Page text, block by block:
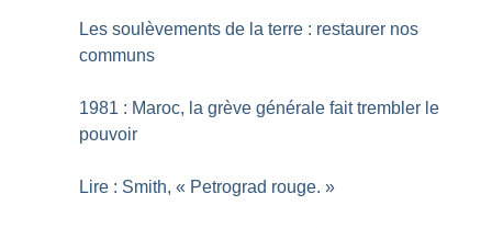
Les soulèvements de la terre : restaurer nos
communs
1981 : Maroc, la grève générale fait trembler le
pouvoir
Lire : Smith, « Petrograd rouge. »